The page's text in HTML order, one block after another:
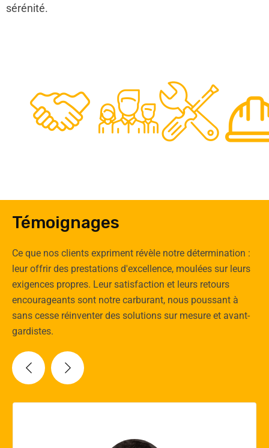
sérénité.
48
0
50
Experts
Témoignages
Ce que nos clients expriment révèle notre détermination :
leur offrir des prestations d'excellence, moulées sur leurs
exigences propres. Leur satisfaction et leurs retours
encourageants sont notre carburant, nous poussant à
sans cesse réinventer des solutions sur mesure et avant-
gardistes.